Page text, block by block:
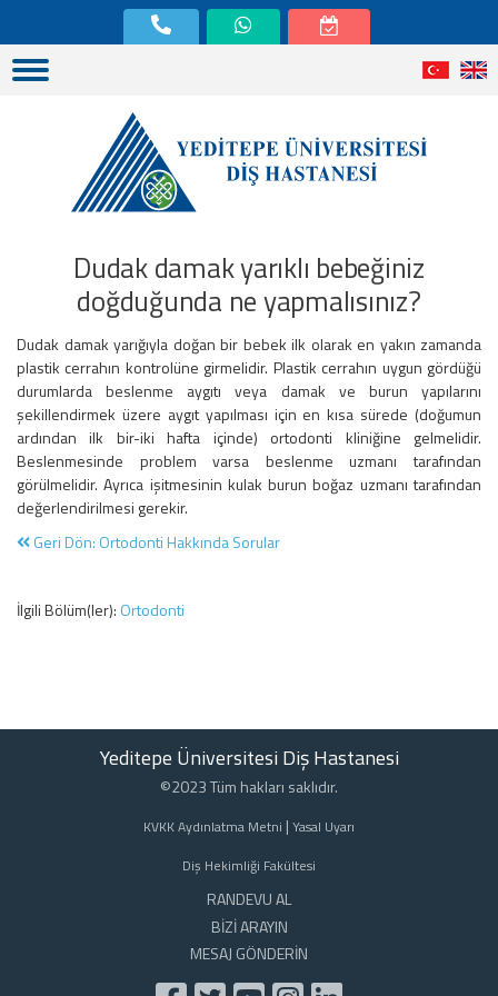
Dudak damak yarıklı bebeğiniz
doğduğunda ne yapmalısınız?
Dudak damak yarığıyla doğan bir bebek ilk olarak en yakın zamanda
plastik cerrahın kontrolüne girmelidir. Plastik cerrahın uygun gördüğü
durumlarda beslenme aygıtı veya damak ve burun yapılarını
şekillendirmek üzere aygıt yapılması için en kısa sürede (doğumun
ardından ilk bir-iki hafta içinde) ortodonti kliniğine gelmelidir.
Beslenmesinde problem varsa beslenme uzmanı tarafından
görülmelidir. Ayrıca işitmesinin kulak burun boğaz uzmanı tarafından
değerlendirilmesi gerekir.
Geri Dön: Ortodonti Hakkında Sorular
İlgili Bölüm(ler): Ortodonti
Yeditepe Üniversitesi Diş Hastanesi
©2023 Tüm hakları saklıdır.
KVKK Aydınlatma Metni | Yasal Uyarı
Diş Hekimliği Fakültesi
RANDEVU AL
BİZİ ARAYIN
MESAJ GÖNDERİN